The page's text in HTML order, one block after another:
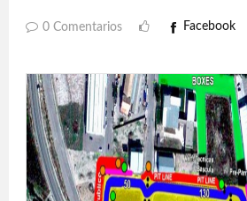
0 Comentarios Facebook